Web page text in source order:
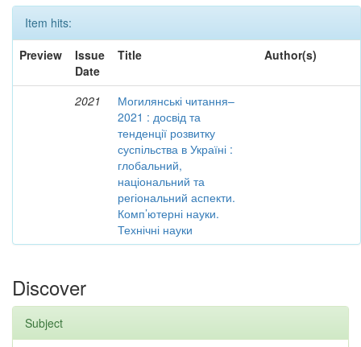
Item hits:
Preview
Issue
Date
Title Author(s)
2021
Могилянські читання–
2021 : досвід та
тенденції розвитку
суспільства в Україні :
глобальний,
національний та
регіональний аспекти.
Комп’ютерні науки.
Технічні науки
Discover
Subject